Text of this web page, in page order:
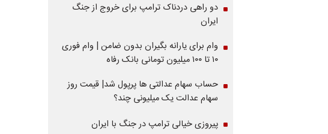
دو راهی دردناک ترامپ برای خروج از جنگ
ایران
وام برای یارانه بگیران بدون ضامن | وام فوری
۱۰ تا ۱۰۰ میلیون تومانی بانک رفاه
حساب سهام عدالتی ها پرپول شد| قیمت روز
سهام عدالت یک میلیونی چند؟
پیروزی خیالی ترامپ در جنگ با ایران